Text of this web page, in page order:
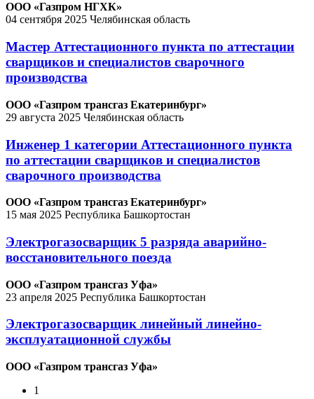
ООО «Газпром НГХК»
04 сентября 2025 Челябинская область
Мастер Аттестационного пункта по аттестации
сварщиков и специалистов сварочного
производства
ООО «Газпром трансгаз Екатеринбург»
29 августа 2025 Челябинская область
Инженер 1 категории Аттестационного пункта
по аттестации сварщиков и специалистов
сварочного производства
ООО «Газпром трансгаз Екатеринбург»
15 мая 2025 Республика Башкортостан
Электрогазосварщик 5 разряда аварийно-
восстановительного поезда
ООО «Газпром трансгаз Уфа»
23 апреля 2025 Республика Башкортостан
Электрогазосварщик линейный линейно-
эксплуатационной службы
ООО «Газпром трансгаз Уфа»
1